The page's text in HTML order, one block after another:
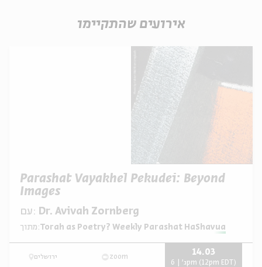
אירועים שהתקיימו
Parashat Vayakhel Pekudei: Beyond
Images
עם: Dr. Avivah Zornberg
מתוך:Torah as Poetry? Weekly Parashat HaShavua
ירושלים zoom
14.03
ג' | 6pm (12pm EDT)